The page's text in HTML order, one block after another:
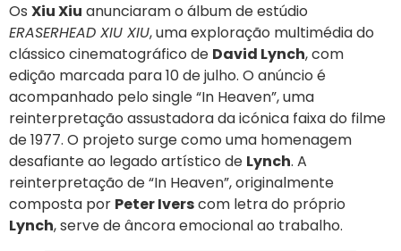
Os Xiu Xiu anunciaram o álbum de estúdio
ERASERHEAD XIU XIU, uma exploração multimédia do
clássico cinematográfico de David Lynch, com
edição marcada para 10 de julho. O anúncio é
acompanhado pelo single “In Heaven”, uma
reinterpretação assustadora da icónica faixa do filme
de 1977. O projeto surge como uma homenagem
desafiante ao legado artístico de Lynch. A
reinterpretação de “In Heaven”, originalmente
composta por Peter Iverscom letra do próprio
Lynch, serve de âncora emocional ao trabalho.